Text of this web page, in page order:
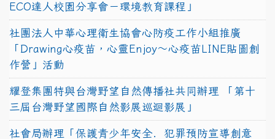
ECO達人校園分享會－環境教育課程」
社團法人中華心理衛生協會心防疫工作小組推廣
「Drawing心疫苗，心靈Enjoy〜心疫苗LINE貼圖創
作營」活動
耀登集團特與台灣野望自然傳播社共同辦理 「第十
三屆台灣野望國際自然影展巡迴影展」
社會局辦理「保護青少年安全．犯罪預防宣導創意